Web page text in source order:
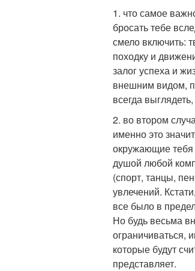
1. что самое
бросать тебе
смело включить:
походку и
залог успеха и
внешним видом,
всегда
2. во втором
именно это
окружающие тебя
душой любой
(спорт, танцы,
увлечений.
все было в
Но будь весьма
ограничиваться,
которые будут
представляет.